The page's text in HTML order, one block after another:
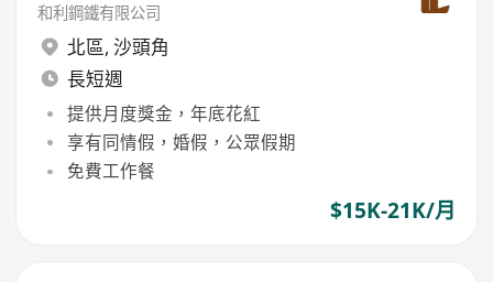
和利鋼鐵有限公司
北區, 沙頭角
長短週
提供月度獎金，年底花紅
享有同情假，婚假，公眾假期
免費工作餐
$15K-21K/月